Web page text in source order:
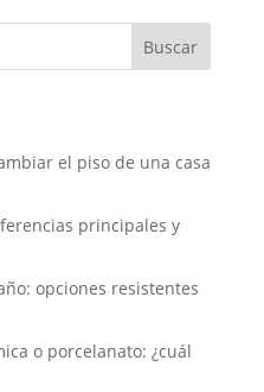
Buscar
el piso de una casa
principales y
opciones resistentes
o porcelanato: ¿cuál